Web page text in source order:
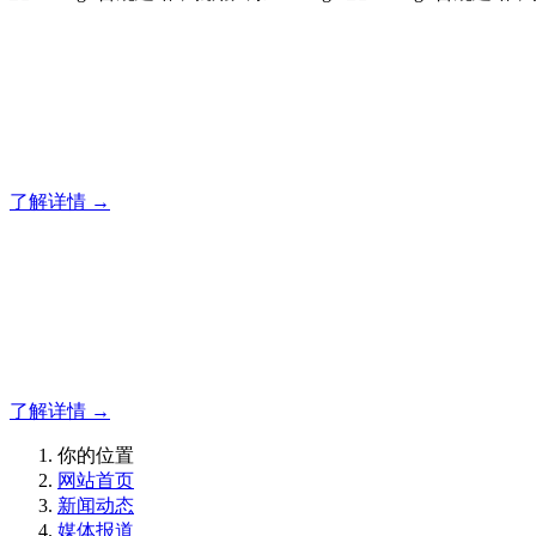
了解详情 →
了解详情 →
你的位置
网站首页
新闻动态
媒体报道